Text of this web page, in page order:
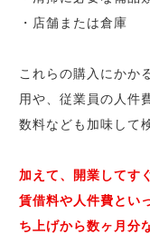
・店舗または倉庫
これらの購入にかか
用や、従業員の人件
数料なども加味して
加えて、開業してす
賃借料や人件費とい
ち上げから数ヶ月分